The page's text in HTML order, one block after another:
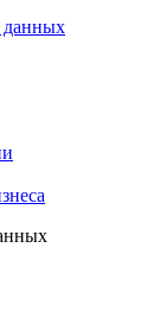
данных